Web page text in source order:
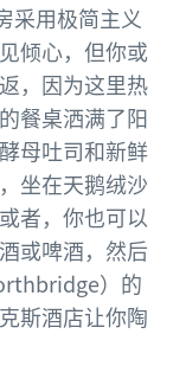
采用极简主义
倾心，但你或
，因为这里热
餐桌洒满了阳
母吐司和新鲜
坐在天鹅绒沙
者，你也可以
或啤酒，然后
）的
斯酒店让你陶